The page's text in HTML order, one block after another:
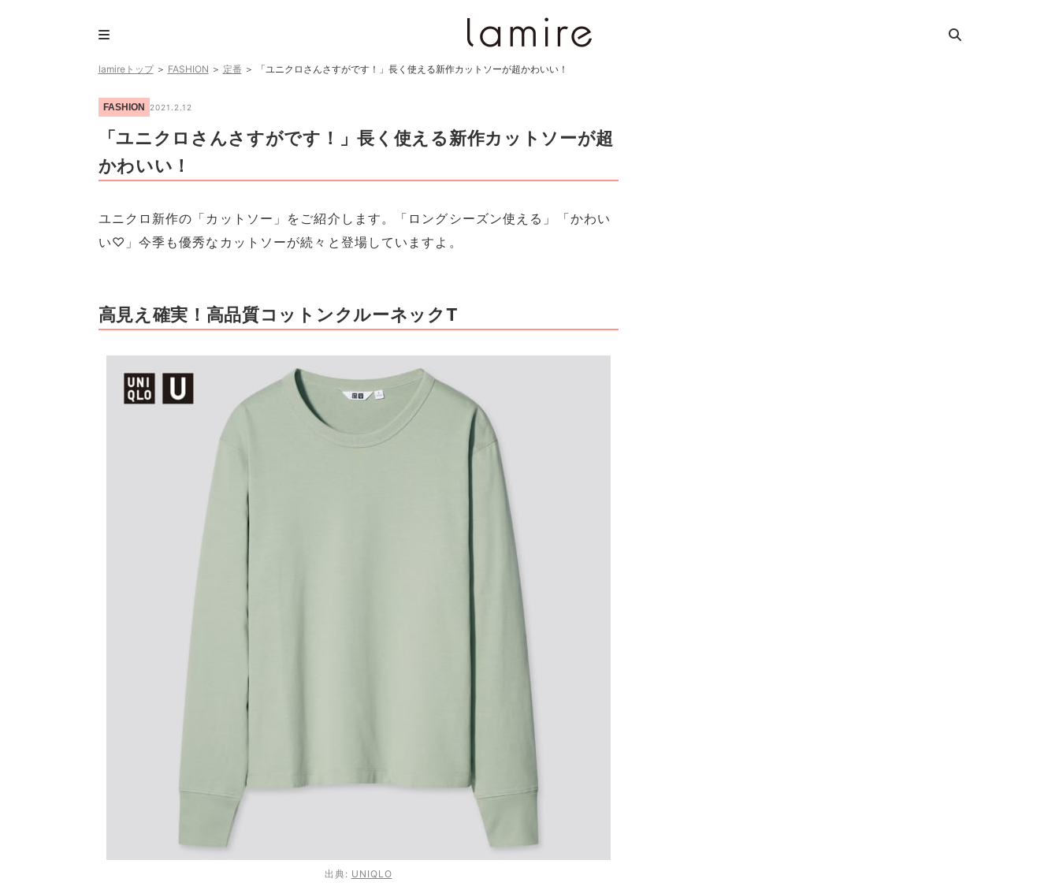
lamireトップ＞ FASHION ＞ 定番 ＞ 「ユニクロさんさすがです！」長く使える新作カットソーが超かわいい！
FASHION 2021.2.12
「ユニクロさんさすがです！」長く使える新作カットソーが超
かわいい！
ユニクロ新作の「カットソー」をご紹介します。「ロングシーズン使える」「かわい
い♡」今季も優秀なカットソーが続々と登場していますよ。
高見え確実！高品質コットンクルーネックT
出典: UNIQLO